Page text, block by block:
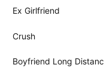
Ex Girlfriend
Crush
Boyfriend Long